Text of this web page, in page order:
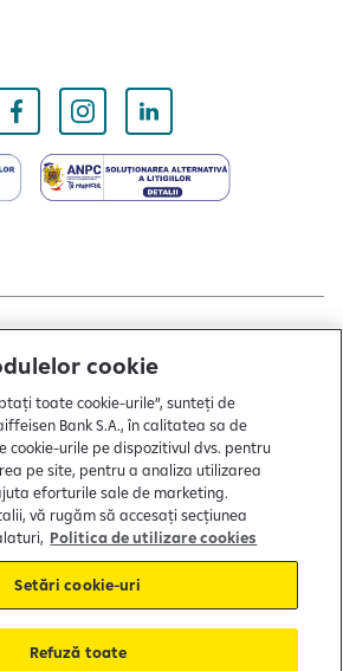
litigiilor
cookie
toate cookie-urile”, sunteți de
Bank S.A., în calitatea sa de
cookie-urile pe dispozitivul dvs. pentru
pe site, pentru a analiza utilizarea
eforturile sale de marketing.
vă rugăm să accesați secțiunea
Politica de utilizare cookies
Setări cookie-uri
Refuză toate